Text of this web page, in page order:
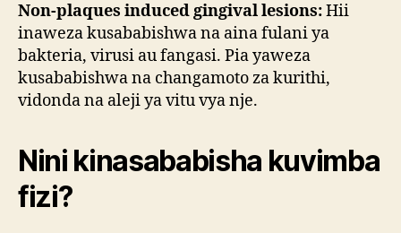
Non-plaques induced gingival lesions:Hii
inaweza kusababishwa na aina fulani ya
bakteria, virusi au fangasi. Pia yaweza
kusababishwa na changamoto za kurithi,
vidonda na aleji ya vitu vya nje.
Nini kinasababisha kuvimba
fizi?